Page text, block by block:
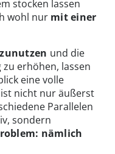
stocken lassen
wohl nur mit einer
und die
erhöhen, lassen
eine volle
ist nicht nur äußerst
Parallelen
sondern
nämlich